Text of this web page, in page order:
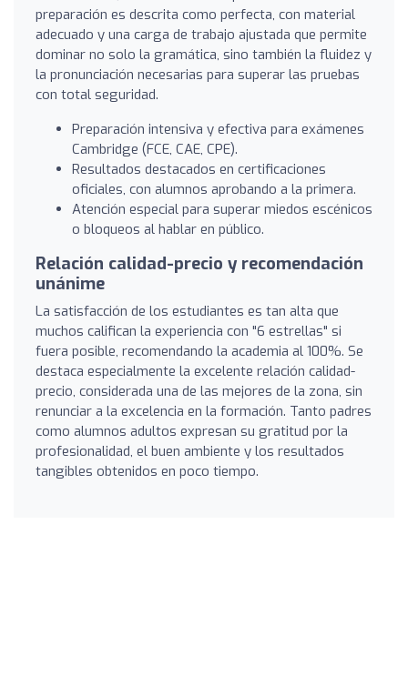
preparación es descrita como perfecta, con material
adecuado y una carga de trabajo ajustada que permite
dominar no solo la gramática, sino también la fluidez y
la pronunciación necesarias para superar las pruebas
con total seguridad.
Preparación intensiva y efectiva para exámenes
Cambridge (FCE, CAE, CPE).
Resultados destacados en certificaciones
oficiales, con alumnos aprobando a la primera.
Atención especial para superar miedos escénicos
o bloqueos al hablar en público.
Relación calidad-precio y recomendación
unánime
La satisfacción de los estudiantes es tan alta que
muchos califican la experiencia con "6 estrellas" si
fuera posible, recomendando la academia al 100%. Se
destaca especialmente la excelente relación calidad-
precio, considerada una de las mejores de la zona, sin
renunciar a la excelencia en la formación. Tanto padres
como alumnos adultos expresan su gratitud por la
profesionalidad, el buen ambiente y los resultados
tangibles obtenidos en poco tiempo.